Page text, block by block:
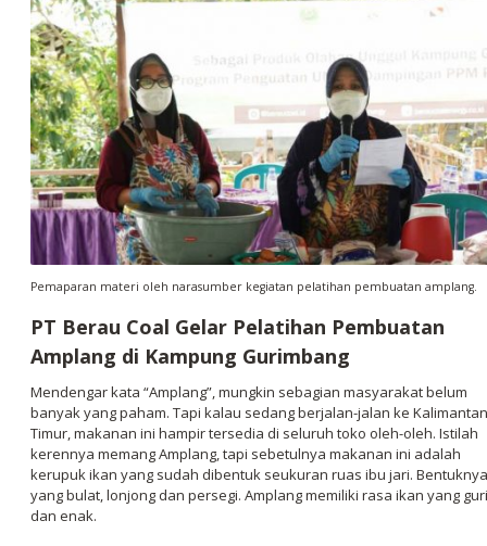
Pemaparan materi oleh narasumber kegiatan pelatihan pembuatan amplang.
PT Berau Coal Gelar Pelatihan Pembuatan
Amplang di Kampung Gurimbang
Mendengar kata “Amplang”, mungkin sebagian masyarakat belum
banyak yang paham. Tapi kalau sedang berjalan-jalan ke Kalimantan
Timur, makanan ini hampir tersedia di seluruh toko oleh-oleh. Istilah
kerennya memang Amplang, tapi sebetulnya makanan ini adalah
kerupuk ikan yang sudah dibentuk seukuran ruas ibu jari.
yang bulat, lonjong dan persegi. Amplang memiliki rasa ikan yang
dan enak.